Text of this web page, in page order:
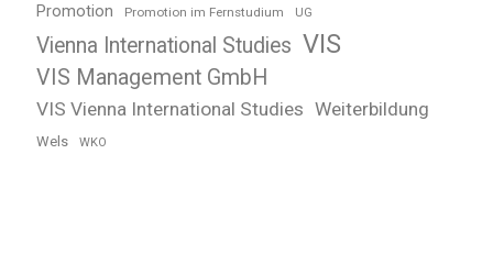
Promotion Promotion im Fernstudium UG
Vienna International Studies VIS
VIS Management GmbH
VIS Vienna International Studies Weiterbildung
Wels WKO